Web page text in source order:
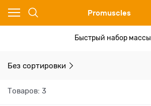
Promuscles
Быстрый набор массы
Без сортировки
Товаров: 3
Ваш город - Москва,
угадали?